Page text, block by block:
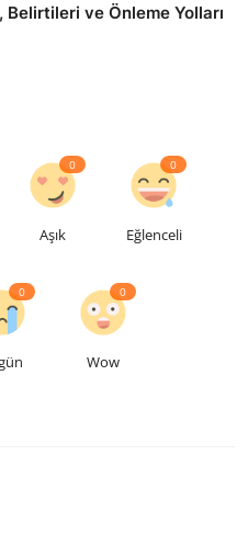
Belirtileri ve Önleme Yolları
Aşık
0
Eğlenceli
0
0
Wow
0